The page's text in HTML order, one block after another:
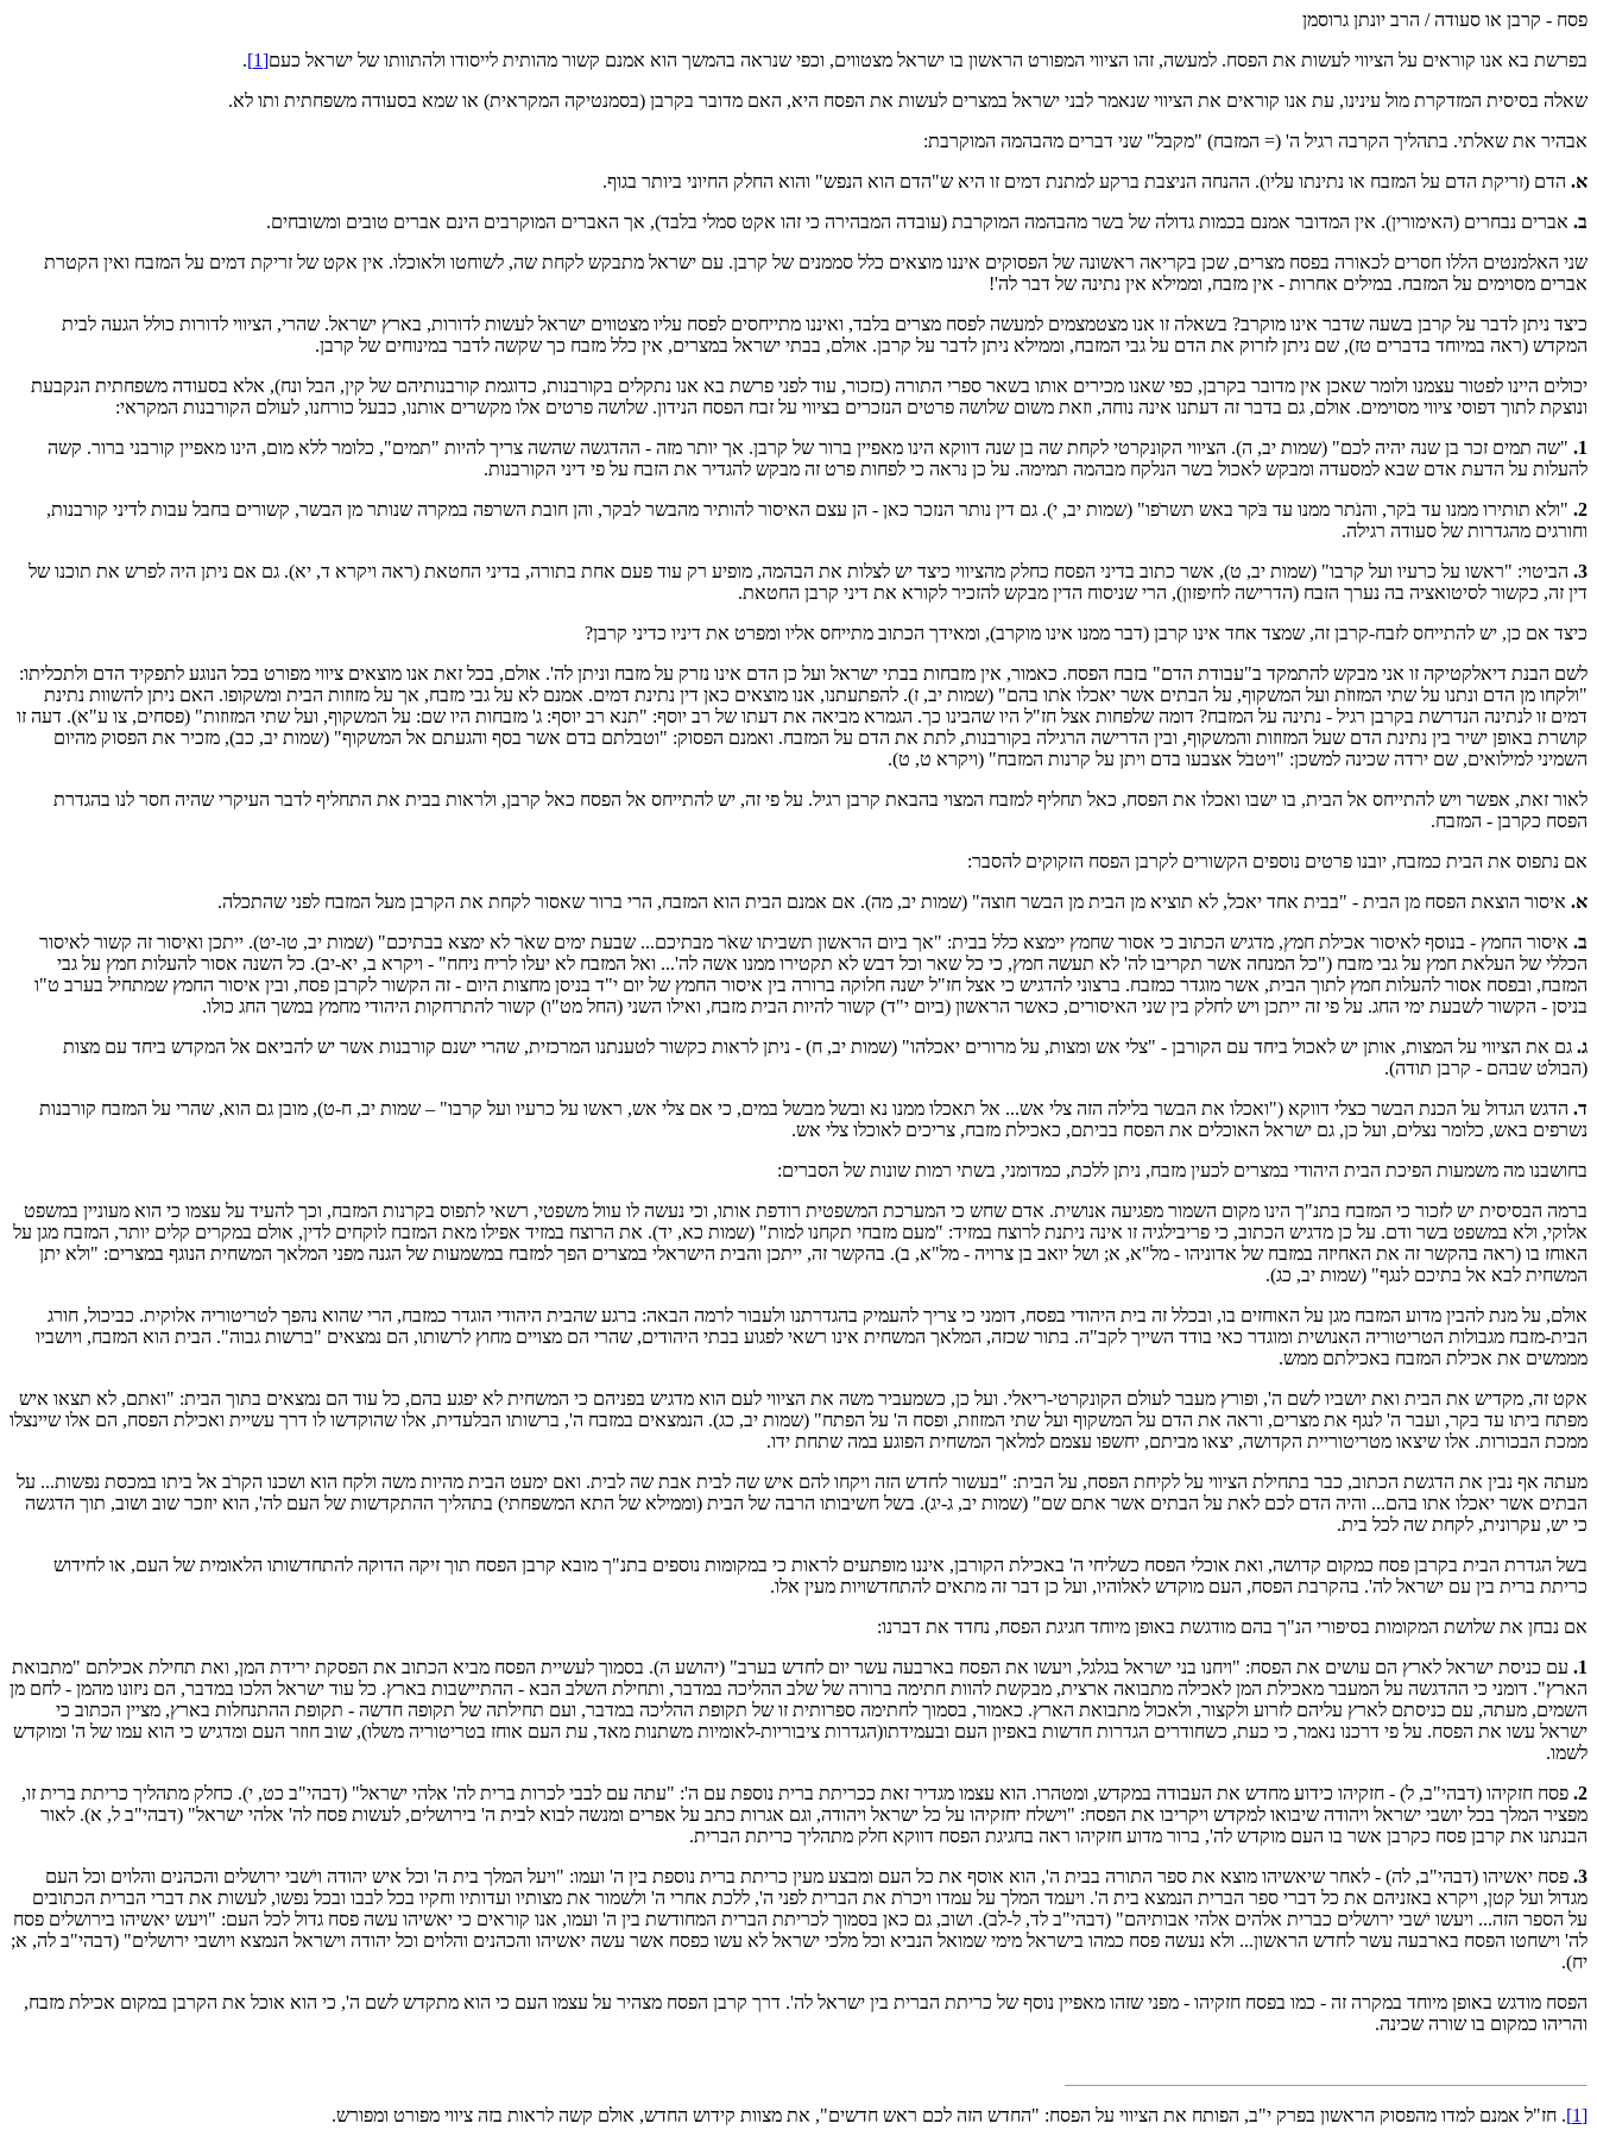
פסח - קרבן או סעודה / הרב יונתן גרוסמן
בפרשת בא אנו קוראים על הציווי לעשות את הפסח. למעשה, זהו הציווי המפורט הראשון בו ישראל מצטווים, וכפי שנראה בהמשך הוא אמנם קשור מהותית לייסודו ולהתוותו של ישראל כעם[1]
.
שאלה בסיסית המזדקרת מול עינינו, עת אנו קוראים את הציווי שנאמר לבני ישראל במצרים לעשות את הפסח היא, האם מדובר בקרבן (בסמנטיקה המקראית) או שמא בסעודה משפחתית ותו לא.
אבהיר את שאלתי. בתהליך הקרבה רגיל ה' (= המזבח) "מקבל" שני דברים מהבהמה המוקרבת:
א. הדם (זריקת הדם על המזבח או נתינתו עליו). ההנחה הניצבת ברקע למתנת דמים זו היא ש"הדם הוא הנפש" והוא החלק החיוני ביותר בגוף.
ב. אברים נבחרים (האימורין). אין המדובר אמנם בכמות גדולה של בשר מהבהמה המוקרבת (עובדה המבהירה כי זהו אקט סמלי בלבד), אך האברים המוקרבים הינם אברים טובים ומשובחים.
שני האלמנטים הללו חסרים לכאורה בפסח מצרים, שכן בקריאה ראשונה של הפסוקים איננו מוצאים כלל סממנים של קרבן. עם ישראל מתבקש לקחת שה, לשוחטו ולאוכלו. אין אקט של זריקת דמים על המזבח ואין הקטרת
אברים מסוימים על המזבח. במילים אחרות - אין מזבח, וממילא אין נתינה של דבר לה'!
כיצד ניתן לדבר על קרבן בשעה שדבר אינו מוקרב? בשאלה זו אנו מצטמצמים למעשה לפסח מצרים בלבד, ואיננו מתייחסים לפסח עליו מצטווים ישראל לעשות לדורות, בארץ ישראל. שהרי, הציווי לדורות כולל הגעה לבית
המקדש (ראה במיוחד בדברים טז), שם ניתן לזרוק את הדם על גבי המזבח, וממילא ניתן לדבר על קרבן. אולם, בבתי ישראל במצרים, אין כלל מזבח כך שקשה לדבר במינוחים של קרבן.
יכולים היינו לפטור עצמנו ולומר שאכן אין מדובר בקרבן, כפי שאנו מכירים אותו בשאר ספרי התורה (כזכור, עוד לפני פרשת בא אנו נתקלים בקורבנות, כדוגמת קורבנותיהם של קין, הבל ונח), אלא בסעודה משפחתית הנקבעת
ונוצקת לתוך דפוסי ציווי מסוימים. אולם, גם בדבר זה דעתנו אינה נוחה, וזאת משום שלושה פרטים הנזכרים בציווי על זבח הפסח הנידון. שלושה פרטים אלו מקשרים אותנו, כבעל כורחנו, לעולם הקורבנות המקראי:
1. "שה תמים זכר בן שנה יהיה לכם" (שמות יב, ה). הציווי הקונקרטי לקחת שה בן שנה דווקא הינו מאפיין ברור של קרבן. אך יותר מזה - ההדגשה שהשה צריך להיות "תמים", כלומר ללא מום, הינו מאפיין קורבני ברור. קשה
להעלות על הדעת אדם שבא למסעדה ומבקש לאכול בשר הנלקח מבהמה תמימה. על כן נראה כי לפחות פרט זה מבקש להגדיר את הזבח על פי דיני הקורבנות.
2. "ולא תותירו ממנו עד בֹקר, והנֹתר ממנו עד בֹּקר באש תשרֹפו" (שמות יב, י). גם דין נותר הנזכר כאן - הן עצם האיסור להותיר מהבשר לבקר, והן חובת השרפה במקרה שנותר מן הבשר, קשורים בחבל עבות לדיני קורבנות,
וחורגים מהגדרות של סעודה רגילה.
3. הביטוי: "ראשו על כרעיו ועל קרבו" (שמות יב, ט), אשר כתוב בדיני הפסח כחלק מהציווי כיצד יש לצלות את הבהמה, מופיע רק עוד פעם אחת בתורה, בדיני החטאת (ראה ויקרא ד, יא). גם אם ניתן היה לפרש את תוכנו של
דין זה, כקשור לסיטואציה בה נערך הזבח (הדרישה לחיפזון), הרי שניסוח הדין מבקש להזכיר לקורא את דיני קרבן החטאת.
כיצד אם כן, יש להתייחס לזבח-קרבן זה, שמצד אחד אינו קרבן (דבר ממנו אינו מוקרב), ומאידך הכתוב מתייחס אליו ומפרט את דיניו כדיני קרבן?
לשם הבנת דיאלקטיקה זו אני מבקש להתמקד ב"עבודת הדם" בזבח הפסח. כאמור, אין מזבחות בבתי ישראל ועל כן הדם אינו נזרק על מזבח וניתן לה'. אולם, בכל זאת אנו מוצאים ציווי מפורט בכל הנוגע לתפקיד הדם ולתכליתו:
"ולקחו מן הדם ונתנו על שתי המזוזֹת ועל המשקוף, על הבתים אשר יאכלו אֹתו בהם" (שמות יב, ז). להפתעתנו, אנו מוצאים כאן דין נתינת דמים. אמנם לא על גבי מזבח, אך על מזוזות הבית ומשקופו. האם ניתן להשוות נתינת
דמים זו לנתינה הנדרשת בקרבן רגיל - נתינה על המזבח? דומה שלפחות אצל חז"ל היו שהבינו כך. הגמרא מביאה את דעתו של רב יוסף: "תנא רב יוסף: ג' מזבחות היו שם: על המשקוף, ועל שתי המזוזות" (פסחים, צו ע"א). דעה זו
קושרת באופן ישיר בין נתינת הדם שעל המזוזות והמשקוף, ובין הדרישה הרגילה בקורבנות, לתת את הדם על המזבח. ואמנם הפסוק: "וטבלתם בדם אשר בסף והגעתם אל המשקוף" (שמות יב, כב), מזכיר את הפסוק מהיום
השמיני למילואים, שם ירדה שכינה למשכן: "ויטבֹל אצבעו בדם ויתן על קרנות המזבח" (ויקרא ט, ט).
לאור זאת, אפשר ויש להתייחס אל הבית, בו ישבו ואכלו את הפסח, כאל תחליף למזבח המצוי בהבאת קרבן רגיל. על פי זה, יש להתייחס אל הפסח כאל קרבן, ולראות בבית את התחליף לדבר העיקרי שהיה חסר לנו בהגדרת
הפסח כקרבן - המזבח.
אם נתפוס את הבית כמזבח, יובנו פרטים נוספים הקשורים לקרבן הפסח הזקוקים להסבר:
א. איסור הוצאת הפסח מן הבית - "בבית אחד יאכל, לא תוציא מן הבית מן הבשר חוצה" (שמות יב, מה). אם אמנם הבית הוא המזבח, הרי ברור שאסור לקחת את הקרבן מעל המזבח לפני שהתכלה.
ב. איסור החמץ - בנוסף לאיסור אכילת חמץ, מדגיש הכתוב כי אסור שחמץ יימצא כלל בבית: "אך ביום הראשון תשביתו שאֹר מבתיכם... שבעת ימים שאֹר לא ימצא בבתיכם" (שמות יב, טו-יט). ייתכן ואיסור זה קשור לאיסור
הכללי של העלאת חמץ על גבי מזבח ("כל המנחה אשר תקריבו לה' לא תעשה חמץ, כי כל שאר וכל דבש לא תקטירו ממנו אשה לה'... ואל המזבח לא יעלו לריח ניחח" - ויקרא ב, יא-יב). כל השנה אסור להעלות חמץ על גבי
המזבח, ובפסח אסור להעלות חמץ לתוך הבית, אשר מוגדר כמזבח. ברצוני להדגיש כי אצל חז"ל ישנה חלוקה ברורה בין איסור החמץ של יום י"ד בניסן מחצות היום - זה הקשור לקרבן פסח, ובין איסור החמץ שמתחיל בערב ט"ו
בניסן - הקשור לשבעת ימי החג. על פי זה ייתכן ויש לחלק בין שני האיסורים, כאשר הראשון (ביום י"ד) קשור להיות הבית מזבח, ואילו השני (החל מט"ו) קשור להתרחקות היהודי מחמץ במשך החג כולו.
ג. גם את הציווי על המצות, אותן יש לאכול ביחד עם הקורבן - "צלי אש ומצות, על מרורים יאכלהו" (שמות יב, ח) - ניתן לראות כקשור לטענתנו המרכזית, שהרי ישנם קורבנות אשר יש להביאם אל המקדש ביחד עם מצות
(הבולט שבהם - קרבן תודה).
ד. הדגש הגדול על הכנת הבשר כצלי דווקא ("ואכלו את הבשר בלילה הזה צלי אש... אל תאכלו ממנו נא ובשל מבשל במים, כי אם צלי אש, ראשו על כרעיו ועל קרבו" – שמות יב, ח-ט), מובן גם הוא, שהרי על המזבח קורבנות
נשרפים באש, כלומר נצלים, ועל כן, גם ישראל האוכלים את הפסח בביתם, כאכילת מזבח, צריכים לאוכלו צלי אש.
בחושבנו מה משמעות הפיכת הבית היהודי במצרים לכעין מזבח, ניתן ללכת, כמדומני, בשתי רמות שונות של הסברים:
ברמה הבסיסית יש לזכור כי המזבח בתנ"ך הינו מקום השמור מפגיעה אנושית. אדם שחש כי המערכת המשפטית רודפת אותו, וכי נעשה לו עוול משפטי, רשאי לתפוס בקרנות המזבח, וכך להעיד על עצמו כי הוא מעוניין במשפט
אלוקי, ולא במשפט בשר ודם. על כן מדגיש הכתוב, כי פריבילגיה זו אינה ניתנת לרוצח במזיד: "מעם מזבחי תקחנו למות" (שמות כא, יד). את הרוצח במזיד אפילו מאת המזבח לוקחים לדין, אולם במקרים קלים יותר, המזבח מגן על
האוחז בו (ראה בהקשר זה את האחיזה במזבח של אדוניהו - מל"א, א; ושל יואב בן צרויה - מל"א, ב). בהקשר זה, ייתכן והבית הישראלי במצרים הפך למזבח במשמעות של הגנה מפני המלאך המשחית הנוגף במצרים: "ולא יתן
המשחית לבא אל בתיכם לנגף" (שמות יב, כג).
אולם, על מנת להבין מדוע המזבח מגן על האוחזים בו, ובכלל זה בית היהודי בפסח, דומני כי צריך להעמיק בהגדרתנו ולעבור לרמה הבאה: ברגע שהבית היהודי הוגדר כמזבח, הרי שהוא נהפך לטריטוריה אלוקית. כביכול, חורג
הבית-מזבח מגבולות הטריטוריה האנושית ומוגדר כאי בודד השייך לקב"ה. בתור שכזה, המלאך המשחית אינו רשאי לפגוע בבתי היהודים, שהרי הם מצויים מחוץ לרשותו, הם נמצאים "ברשות גבוה". הבית הוא המזבח, ויושביו
מממשים את אכילת המזבח באכילתם ממש.
אקט זה, מקדיש את הבית ואת יושביו לשם ה', ופורץ מעבר לעולם הקונקרטי-ריאלי. ועל כן, כשמעביר משה את הציווי לעם הוא מדגיש בפניהם כי המשחית לא יפגע בהם, כל עוד הם נמצאים בתוך הבית: "ואתם, לא תצאו איש
מפתח ביתו עד בקר, ועבר ה' לנגף את מצרים, וראה את הדם על המשקוף ועל שתי המזוזת, ופסח ה' על הפתח" (שמות יב, כג). הנמצאים במזבח ה', ברשותו הבלעדית, אלו שהוקדשו לו דרך עשיית ואכילת הפסח, הם אלו שיינצלו
ממכת הבכורות. אלו שיצאו מטריטוריית הקדושה, יצאו מביתם, יחשפו עצמם למלאך המשחית הפוגע במה שתחת ידו.
מעתה אף נבין את הדגשת הכתוב, כבר בתחילת הציווי על לקיחת הפסח, על הבית: "בעשור לחדש הזה ויקחו להם איש שה לבית אבת שה לבית. ואם ימעט הבית מהיות משה ולקח הוא ושכנו הקרֹב אל ביתו במכסת נפשות... על
הבתים אשר יאכלו אתו בהם... והיה הדם לכם לאת על הבתים אשר אתם שם" (שמות יב, ג-יג). בשל חשיבותו הרבה של הבית (וממילא של התא המשפחתי) בתהליך ההתקדשות של העם לה', הוא יוזכר שוב ושוב, תוך הדגשה
כי יש, עקרונית, לקחת שה לכל בית.
בשל הגדרת הבית בקרבן פסח כמקום קדושה, ואת אוכלי הפסח כשליחי ה' באכילת הקורבן, איננו מופתעים לראות כי במקומות נוספים בתנ"ך מובא קרבן הפסח תוך זיקה הדוקה להתחדשותו הלאומית של העם, או לחידוש
כריתת ברית בין עם ישראל לה'. בהקרבת הפסח, העם מוקדש לאלוהיו, ועל כן דבר זה מתאים להתחדשויות מעין אלו.
אם נבחן את שלושת המקומות בסיפורי הנ"ך בהם מודגשת באופן מיוחד חגיגת הפסח, נחדד את דברנו:
1. עם כניסת ישראל לארץ הם עושים את הפסח: "ויחנו בני ישראל בגלגל, ויעשו את הפסח בארבעה עשר יום לחדש בערב" (יהושע ה). בסמוך לעשיית הפסח מביא הכתוב את הפסקת ירידת המן, ואת תחילת אכילתם "מתבואת
הארץ". דומני כי ההדגשה על המעבר מאכילת המן לאכילה מתבואה ארצית, מבקשת להוות חתימה ברורה של שלב ההליכה במדבר, ותחילת השלב הבא - ההתיישבות בארץ. כל עוד ישראל הלכו במדבר, הם ניזונו מהמן - לחם מן
השמים, מעתה, עם כניסתם לארץ עליהם לזרוע ולקצור, ולאכול מתבואת הארץ. כאמור, בסמוך לחתימה ספרותית זו של תקופת ההליכה במדבר, ועם תחילתה של תקופה חדשה - תקופת ההתנחלות בארץ, מציין הכתוב כי
ישראל עשו את הפסח. על פי דרכנו נאמר, כי כעת, כשחודרים הגדרות חדשות באפיון העם ובעמידתו(הגדרות ציבוריות-לאומיות משתנות מאד, עת העם אוחז בטריטוריה משלו), שוב חוזר העם ומדגיש כי הוא עמו של ה' ומוקדש
לשמו.
2. פסח חזקיהו (דבהי"ב, ל) - חזקיהו כידוע מחדש את העבודה במקדש, ומטהרו. הוא עצמו מגדיר זאת ככריתת ברית נוספת עם ה': "עתה עם לבבי לכרות ברית לה' אלהי ישראל" (דבהי"ב כט, י). כחלק מתהליך כריתת ברית זו,
מפציר המלך בכל יושבי ישראל ויהודה שיבואו למקדש ויקריבו את הפסח: "וישלח יחזקיהו על כל ישראל ויהודה, וגם אגרות כתב על אפרים ומנשה לבוא לבית ה' בירושלים, לעשות פסח לה' אלהי ישראל" (דבהי"ב ל, א). לאור
הבנתנו את קרבן פסח כקרבן אשר בו העם מוקדש לה', ברור מדוע חזקיהו ראה בחגיגת הפסח דווקא חלק מתהליך כריתת הברית.
3. פסח יאשיהו (דבהי"ב, לה) - לאחר שיאשיהו מוצא את ספר התורה בבית ה', הוא אוסף את כל העם ומבצע מעין כריתת ברית נוספת בין ה' ועמו: "ויעל המלך בית ה' וכל איש יהודה ויֹשבי ירושלים והכהנים והלוים וכל העם
מגדול ועל קטן, ויקרא באזניהם את כל דברי ספר הברית הנמצא בית ה'. ויעמד המלך על עמדו ויכרֹת את הברית לפני ה', ללכת אחרי ה' ולשמור את מצותיו ועדותיו וחקיו בכל לבבו ובכל נפשו, לעשות את דברי הברית הכתובים
על הספר הזה... ויעשו יֹשבי ירושלים כברית אלהים אלהי אבותיהם" (דבהי"ב לד, ל-לב). ושוב, גם כאן בסמוך לכריתת הברית המחודשת בין ה' ועמו, אנו קוראים כי יאשיהו עשה פסח גדול לכל העם: "ויעש יאשיהו בירושלים פסח
לה' וישחטו הפסח בארבעה עשר לחדש הראשון... ולא נעשה פסח כמהו בישראל מימי שמואל הנביא וכל מלכי ישראל לא עשו כפסח אשר עשה יאשיהו והכהנים והלוים וכל יהודה וישראל הנמצא ויושבי ירושלים" (דבהי"ב לה, א;
יח).
הפסח מודגש באופן מיוחד במקרה זה - כמו בפסח חזקיהו - מפני שזהו מאפיין נוסף של כריתת הברית בין ישראל לה'. דרך קרבן הפסח מצהיר על עצמו העם כי הוא מתקדש לשם ה', כי הוא אוכל את הקרבן במקום אכילת מזבח,
והריהו כמקום בו שורה שכינה.
[1] . חז"ל אמנם למדו מהפסוק הראשון בפרק י"ב, הפותח את הציווי על הפסח: "החדש הזה לכם ראש חדשים", את מצוות קידוש החדש, אולם קשה לראות בזה ציווי מפורט ומפורש.